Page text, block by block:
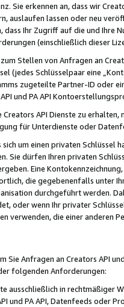
Sie erkennen an, dass wir
auslaufen lassen oder neu
Ihr Zugriff auf die und Ihre
(einschließlich dieser
Stellen von Anfragen an
(jedes Schlüsselpaar eine
zugeteilte Partner-ID oder
und PA API
API Dienste zu
für Unterdienste oder
um einen privaten
Sie dürfen Ihren privaten
Eine
die gegebenenfalls unter
durchgeführt werden.
oder wenn Ihr privater
verwenden, die einer anderen
Sie Anfragen an Creators API
folgenden Anforderungen:
ausschließlich in rechtmäßiger
und PA API, Datenfeeds oder